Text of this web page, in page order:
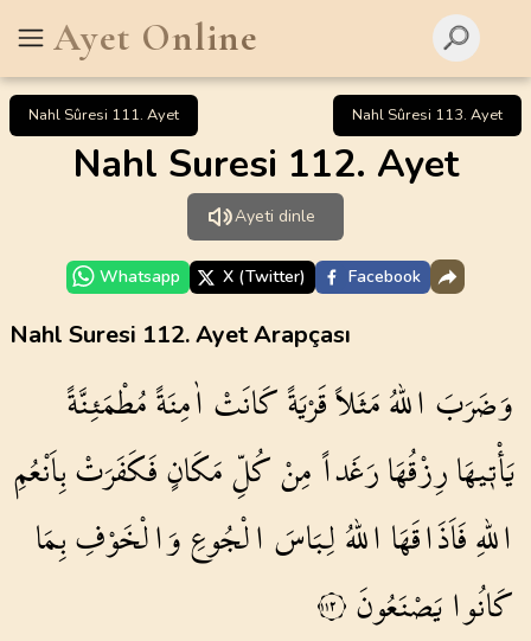
Ayet Online
Nahl Sûresi 111. Ayet Nahl Sûresi 113. Ayet
Nahl Suresi 112. Ayet
Ayeti dinle
Whatsapp X (Twitter) Facebook
Nahl Suresi 112. Ayet Arapçası
وَضَرَبَاللّٰهُمَثَلاًقَرْيَةًكَانَتْاٰمِنَةًمُطْمَئِنَّةً
يَأْت۪يهَارِزْقُهَارَغَداًمِنْكُلِّمَكَانٍفَكَفَرَتْبِاَنْعُمِ
اللّٰهِفَاَذَاقَهَااللّٰهُلِبَاسَالْجُوعِوَالْخَوْفِبِمَا
كَانُوايَصْنَعُونَ ١١٢